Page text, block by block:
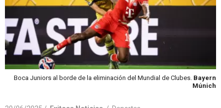
Boca Juniors al borde de la eliminación del Mundial de Clubes. Bayern
Múnich